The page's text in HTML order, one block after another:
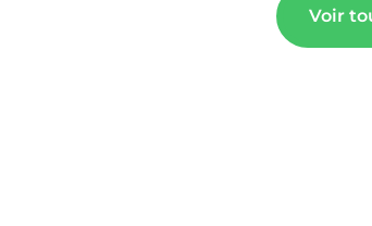
Voir